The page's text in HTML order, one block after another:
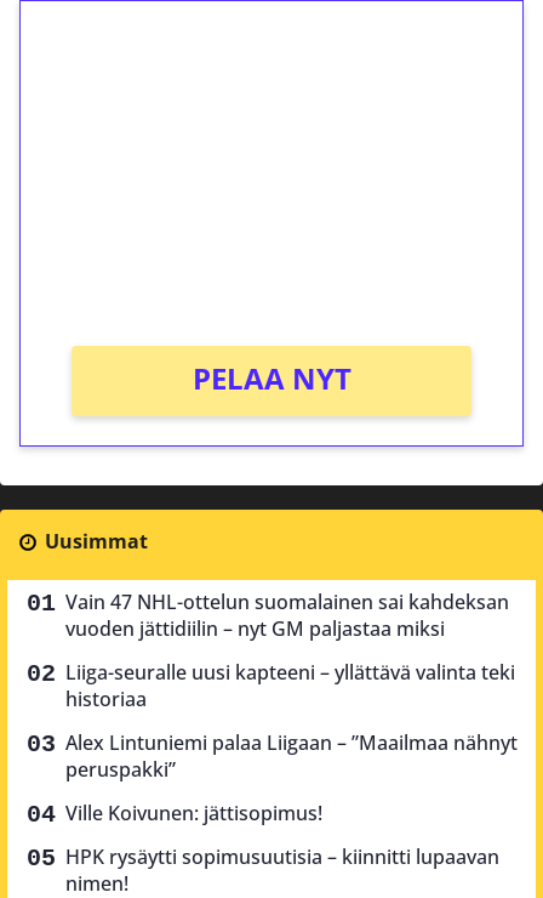
PELAA NYT
Uusimmat
Vain 47 NHL-ottelun suomalainen sai kahdeksan
vuoden jättidiilin – nyt GM paljastaa miksi
Liiga-seuralle uusi kapteeni – yllättävä valinta teki
historiaa
Alex Lintuniemi palaa Liigaan – ”Maailmaa nähnyt
peruspakki”
Ville Koivunen: jättisopimus!
HPK rysäytti sopimusuutisia – kiinnitti lupaavan
nimen!